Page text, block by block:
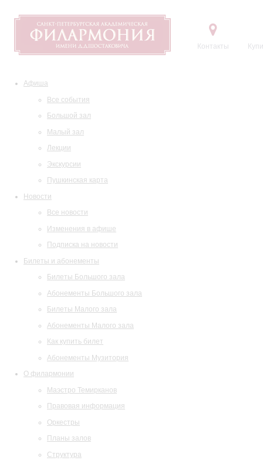
Контакты
Афиша
Все события
Большой зал
Малый зал
Лекции
Экскурсии
Пушкинская карта
Новости
Все новости
Изменения в афише
Подписка на новости
Билеты и абонементы
Билеты Большого зала
Абонементы Большого зала
Билеты Малого зала
Абонементы Малого зала
Как купить билет
Абонементы Музитория
О филармонии
Маэстро Темирканов
Правовая информация
Оркестры
Планы залов
Структура